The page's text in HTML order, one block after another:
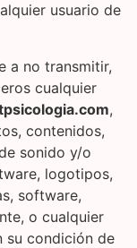
usuario de
a no transmitir,
cualquier
,
contenidos,
sonido y/o
logotipos,
software,
o cualquier
su condición de